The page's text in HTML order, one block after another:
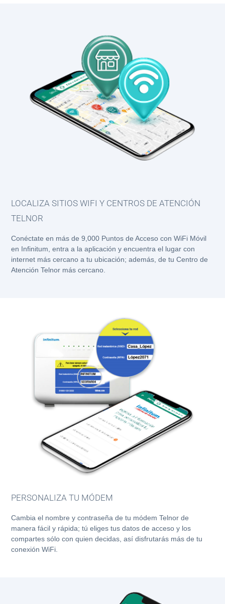
LOCALIZA SITIOS WIFI Y CENTROS DE ATENCIÓN
TELNOR
Conéctate en más de 9,000 Puntos de Acceso con WiFi Móvil
en Infinitum, entra a la aplicación y encuentra el lugar con
internet más cercano a tu ubicación; además, de tu Centro de
Atención Telnor más cercano.
PERSONALIZA TU MÓDEM
Cambia el nombre y contraseña de tu módem Telnor de
manera fácil y rápida; tú eliges tus datos de acceso y los
compartes sólo con quien decidas, así disfrutarás más de tu
conexión WiFi.